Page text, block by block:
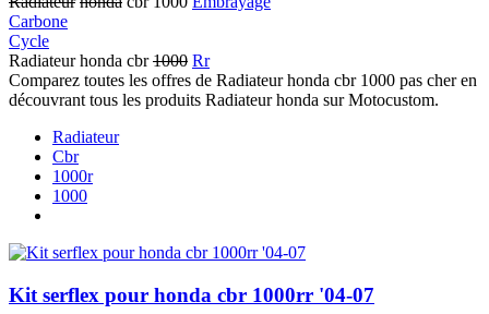
Carbone
Cycle
Radiateur honda cbr1000 Rr
Comparez toutes les offres de Radiateur honda cbr 1000 pas cher en
découvrant tous les produits Radiateur honda sur Motocustom.
Radiateur
Cbr
1000r
1000
Kit serflex pour honda cbr 1000rr '04-07